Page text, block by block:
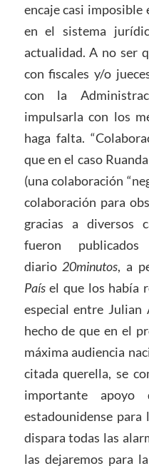
encaje casi
en el sistema
actualidad. A no ser
con fiscales y/o
con la
impulsarla con los
haga falta.
que en el caso
(una colaboración
colaboración para
gracias a diversos
fueron
diario 20minutos, a
Paísel que los había
especial entre Julian
hecho de que en el
máxima audiencia
citada querella, se
importante apoyo
estadounidense para
dispara todas las
las dejaremos para